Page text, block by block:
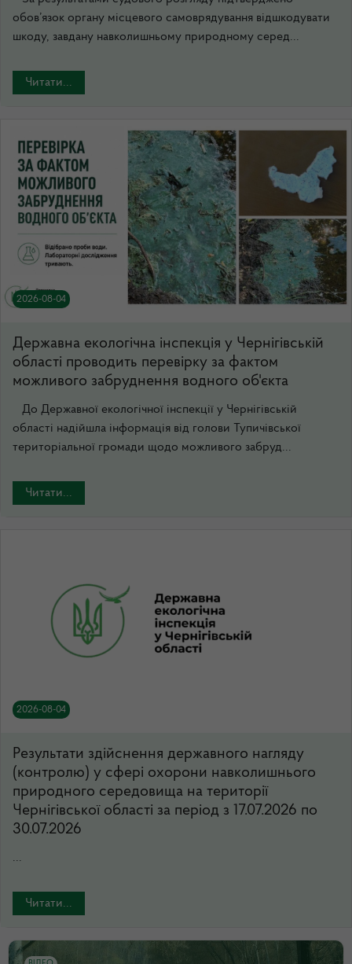
обов’язок органу місцевого самоврядування відшкодувати
шкоду, завдану навколишньому природному серед...
Читати...
2026-08-04
Державна екологічна інспекція у Чернігівській
області проводить перевірку за фактом
можливого забруднення водного об'єкта
До Державної екологічної інспекції у Чернігівській
області надійшла інформація від голови Тупичівської
територіальної громади щодо можливого забруд...
Читати...
2026-08-04
Результати здійснення державного нагляду
(контролю) у сфері охорони навколишнього
природного середовища на території
Чернігівської області за період з 17.07.2026 по
30.07.2026
...
Читати...